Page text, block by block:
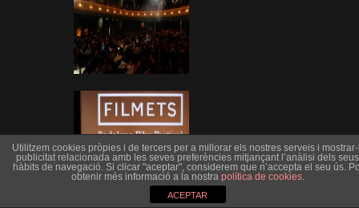
Utilitzem cookies pròpies i de tercers per a millorar els nostres serveis i
publicitat relacionada amb les seves preferències mitjançant l’anàlisi dels seus
hàbits de navegació. Si clicar "aceptar", considerem que n’accepta el seu ús.
obtenir més informació a la nostra política de cookies.
ACEPTAR